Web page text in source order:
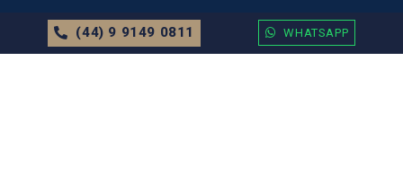
(44) 9 9149 0811 WHATSAPP